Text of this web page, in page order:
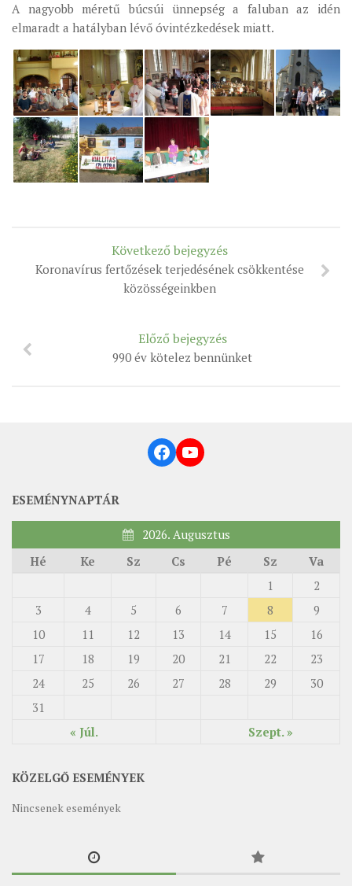
A nagyobb méretű búcsúi ünnepség a faluban az idén
elmaradt a hatályban lévő óvintézkedések miatt.
Következő bejegyzés
Koronavírus fertőzések terjedésének csökkentése
közösségeinkben
Előző bejegyzés
990 év kötelez bennünket
Facebook
YouTube
ESEMÉNYNAPTÁR
2026. Augusztus
Hé
Ke Sz Cs Pé Sz Va
« Júl. Szept. »
1
2
3
4 5 6 7 8
9
10
11 12 13 14 15
16
17
18 19 20 21 22
23
24
25 26 27 28 29
30
31
KÖZELGŐ ESEMÉNYEK
Nincsenek események